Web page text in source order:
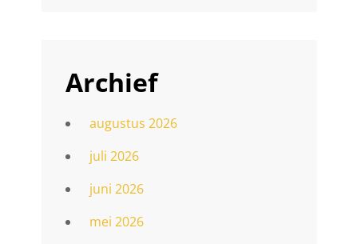
Archief
augustus 2026
juli 2026
juni 2026
mei 2026